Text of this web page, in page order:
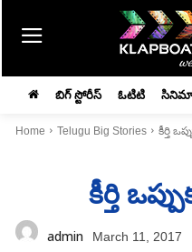
బిగ్ స్టోరీస్ ఓటిటి సినిమా
Home Telugu Big Stories కీర్తి
కీర్తి
admin March 11, 2017